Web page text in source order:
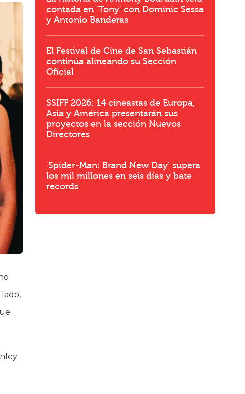
contada en 'Tony' con Dominic Sessa
y Antonio Banderas
El Festival de Cine de San Sebastián
continúa alineando su Sección
Oficial
SSIFF 2026: 14 cineastas de Europa,
Asia y América presentarán sus
proyectos en la sección Nuevos
Directores
'Spider-Man: Brand New Day' supera
los mil millones en seis días y bate
records